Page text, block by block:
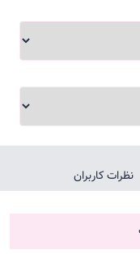
نظرات کاربران